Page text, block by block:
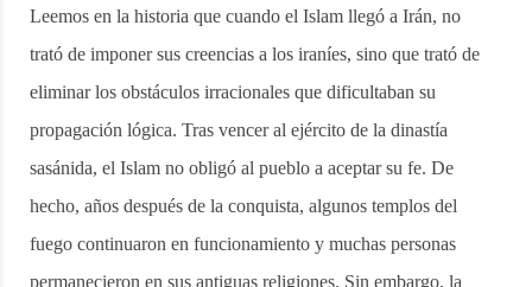
Leemos en la historia que cuando el Islam llegó a Irán, no
trató de imponer sus creencias a los iraníes, sino que trató de
eliminar los obstáculos irracionales que dificultaban su
propagación lógica. Tras vencer al ejército de la dinastía
sasánida, el Islam no obligó al pueblo a aceptar su fe. De
hecho, años después de la conquista, algunos templos del
fuego continuaron en funcionamiento y muchas personas
permanecieron en sus antiguas religiones. Sin embargo, la